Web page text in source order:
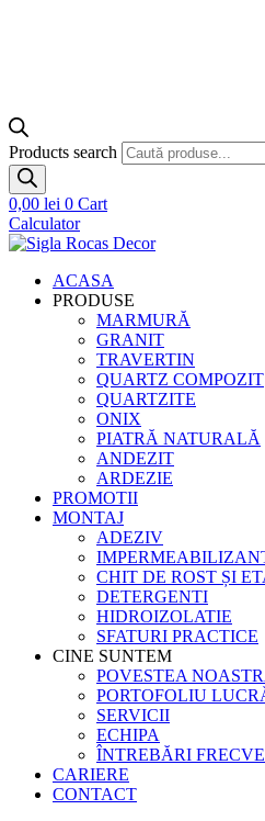
Products search
0,00 lei 0 Cart
Calculator
ACASA
PRODUSE
MARMURĂ
GRANIT
TRAVERTIN
QUARTZ COMPOZIT
QUARTZITE
ONIX
PIATRĂ NATURALĂ
ANDEZIT
ARDEZIE
PROMOTII
MONTAJ
ADEZIV
CHIT DE ROST ȘI
DETERGENTI
HIDROIZOLATIE
SFATURI PRACTICE
CINE SUNTEM
POVESTEA
PORTOFOLIU
SERVICII
ECHIPA
ÎNTREBĂRI
CARIERE
CONTACT